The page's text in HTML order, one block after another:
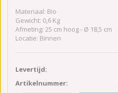
Materiaal: Bio
Gewicht: 0,6 Kg
Afmeting: 25 cm hoog - Ø 18,5 cm
Locatie: Binnen
Levertijd:
Artikelnummer: